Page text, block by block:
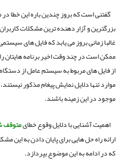
گفتنی است که بروز چندین باره این خطا
بزرگترین و آزار دهنده ترین مشکلات
غالبا زمانی بروز می یابد که فایل های
ممکن است در چند وقت اخیر برنامه هایتان
از فایل های مربوط به سیستم عامل از
موارد تنها دلایل نمایش پیغام مذکور
موجود در این زمینه باشند.
اهمیت آشنایی با دلایل وقوع خطایمتوقف
ارائه راه حل هایی برای پایان دادن به این
که در ادامه به این موضوع بپردازد.